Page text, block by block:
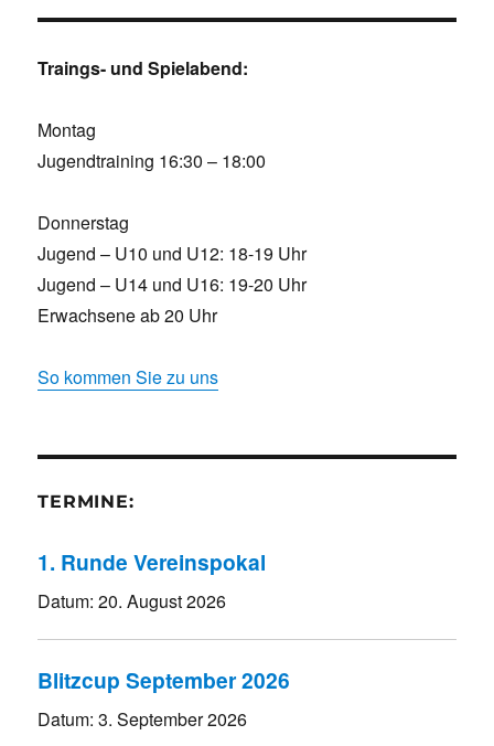
Traings- und Spielabend:
Montag
Jugendtraining 16:30 – 18:00
Donnerstag
Jugend – U10 und U12: 18-19 Uhr
Jugend – U14 und U16: 19-20 Uhr
Erwachsene ab 20 Uhr
So kommen Sie zu uns
TERMINE:
1. Runde Vereinspokal
Datum:20. August 2026
Blitzcup September 2026
Datum:3. September 2026